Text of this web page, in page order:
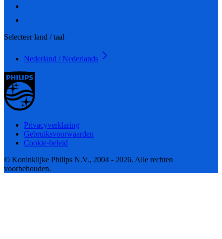
Selecteer land / taal
Nederland / Nederlands
Privacyverklaring
Gebruiksvoorwaarden
Cookie-beleid
© Koninklijke Philips N.V., 2004 - 2026. Alle rechten
voorbehouden.